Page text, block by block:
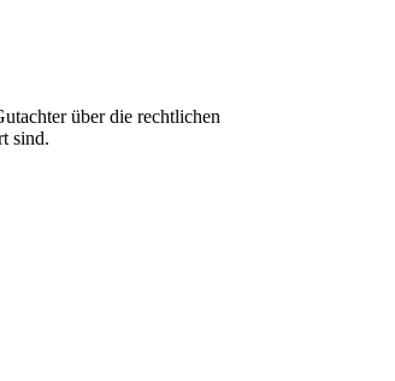
über die rechtlichen
sind.